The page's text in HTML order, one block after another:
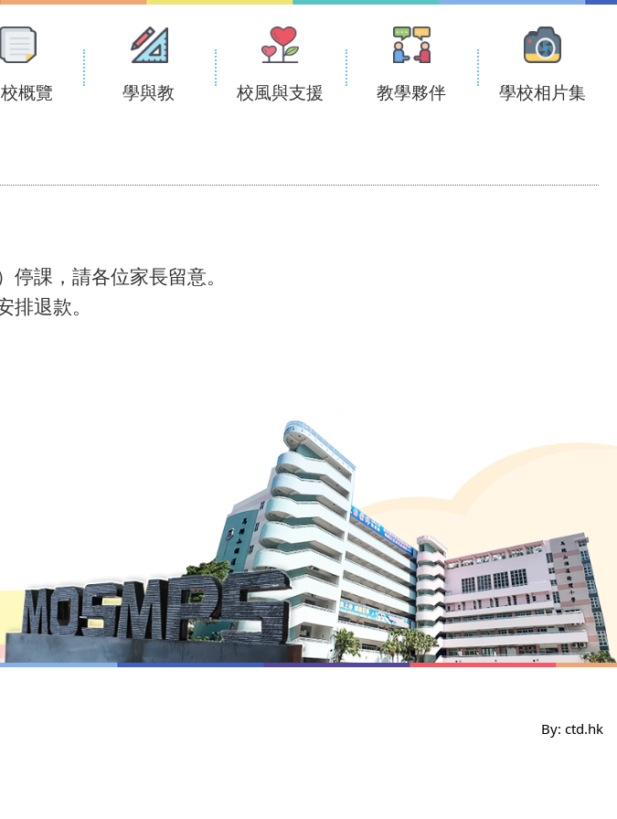
概覽 學與教 校風與支援 教學夥伴 學校相片集
課，請各位家長留意。
退款。
By: ctd.hk